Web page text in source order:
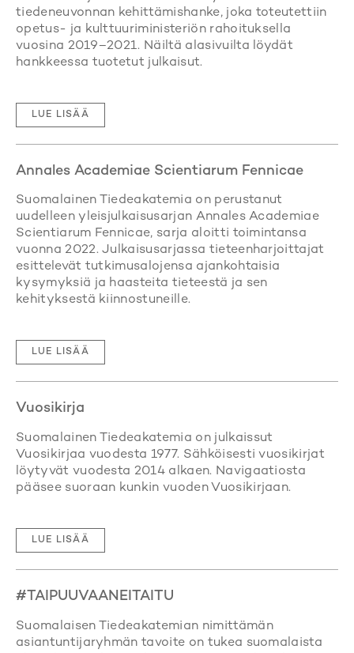
tiedeneuvonnan kehittämishanke, joka toteutettiin
opetus- ja kulttuuriministeriön rahoituksella
vuosina 2019–2021. Näiltä alasivuilta löydät
hankkeessa tuotetut julkaisut.
LUE LISÄÄ
Annales Academiae Scientiarum Fennicae
Suomalainen Tiedeakatemia on perustanut
uudelleen yleisjulkaisusarjan Annales Academiae
Scientiarum Fennicae, sarja aloitti toimintansa
vuonna 2022. Julkaisusarjassa tieteenharjoittajat
esittelevät tutkimusalojensa ajankohtaisia
kysymyksiä ja haasteita tieteestä ja sen
kehityksestä kiinnostuneille.
LUE LISÄÄ
Vuosikirja
Suomalainen Tiedeakatemia on julkaissut
Vuosikirjaa vuodesta 1977. Sähköisesti vuosikirjat
löytyvät vuodesta 2014 alkaen. Navigaatiosta
pääsee suoraan kunkin vuoden Vuosikirjaan.
LUE LISÄÄ
#TAIPUUVAANEITAITU
Suomalaisen Tiedeakatemian nimittämän
asiantuntijaryhmän tavoite on tukea suomalaista